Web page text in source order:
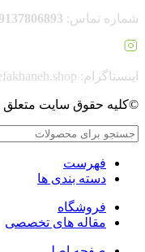
شماره تماس: – 03136626539
اینستاگرام: shefakhaneh.shop
©کلیه حقوق سایت متعلق
فهرست
دسته بندی ها
فروشگاه
مقاله های تخصصی